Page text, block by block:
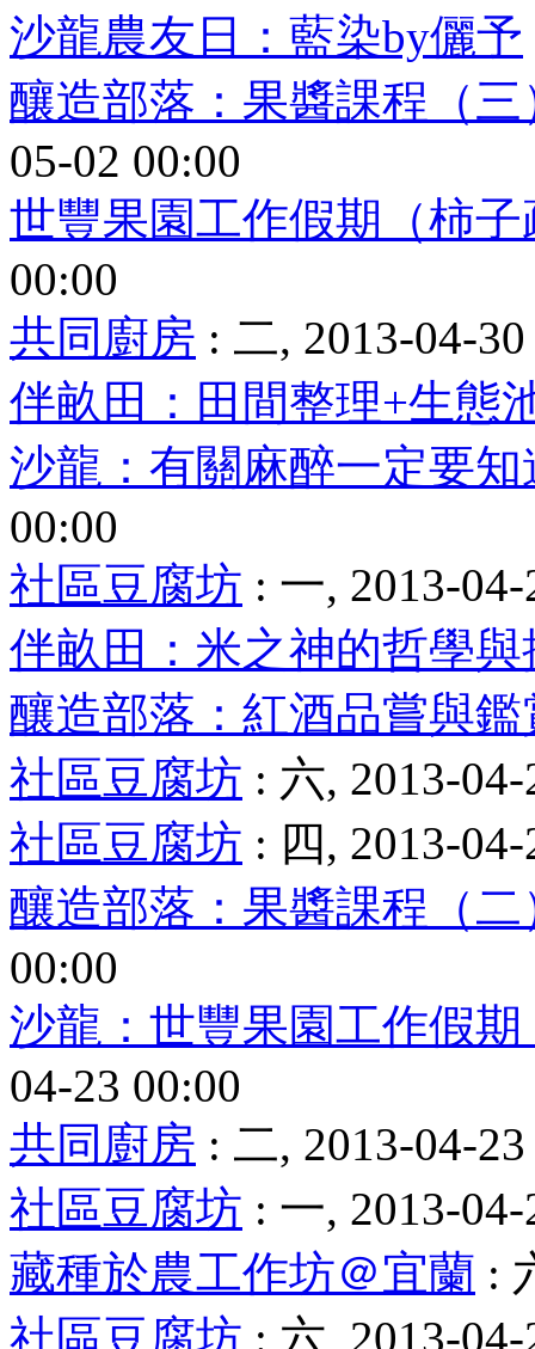
沙龍農友日：藍染by儷予
釀造部落：果醬課程（
05-02 00:00
世豐果園工作假期（柿
00:00
共同廚房 : 二, 2013-04-
伴畝田：田間整理+生態
沙龍：有關麻醉一定要
00:00
社區豆腐坊 : 一, 2013-
伴畝田：米之神的哲學
釀造部落：紅酒品嘗與鑑
社區豆腐坊 : 六, 2013-
社區豆腐坊 : 四, 2013-
釀造部落：果醬課程（
00:00
沙龍：世豐果園工作假
04-23 00:00
共同廚房 : 二, 2013-04-
社區豆腐坊 : 一, 2013-
藏種於農工作坊＠宜蘭 :
社區豆腐坊 : 六, 2013-